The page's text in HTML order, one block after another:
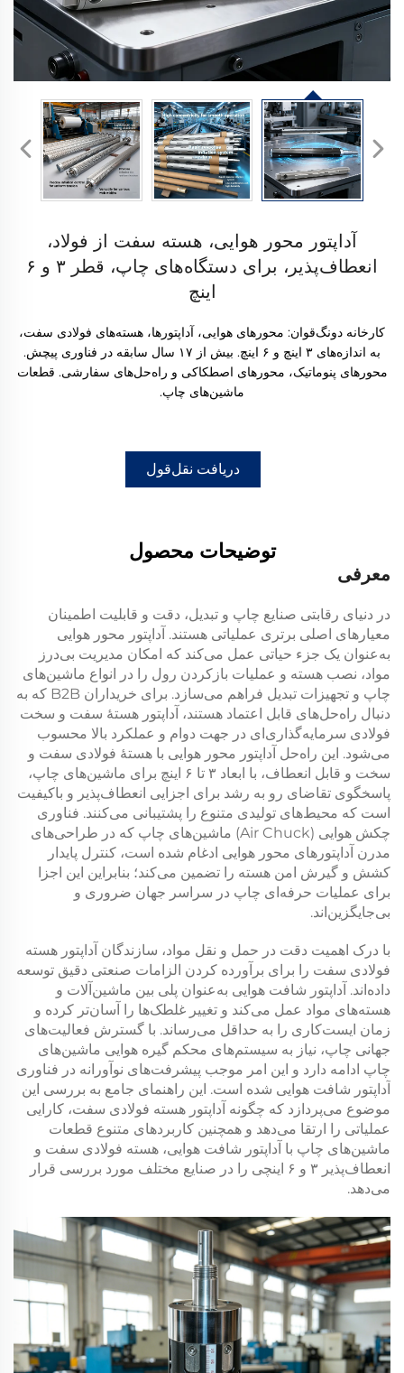
آداپتور محور هوایی، هسته سفت از فولاد،
انعطاف‌پذیر، برای دستگاه‌های چاپ، قطر ۳ و ۶
اینچ
کارخانه دونگ‌قوان: محورهای هوایی، آداپتورها، هسته‌های فولادی سفت،
به اندازه‌های ۳ اینچ و ۶ اینچ. بیش از ۱۷ سال سابقه در فناوری پیچش.
محورهای پنوماتیک، محورهای اصطکاکی و راه‌حل‌های سفارشی. قطعات
ماشین‌های چاپ.
دریافت نقل‌قول
توضیحات محصول
معرفی
در دنیای رقابتی صنایع چاپ و تبدیل، دقت و قابلیت اطمینان
معیارهای اصلی برتری عملیاتی هستند. آداپتور محور هوایی
به‌عنوان یک جزء حیاتی عمل می‌کند که امکان مدیریت بی‌درز
مواد، نصب هسته و عملیات بازکردن رول را در انواع ماشین‌های
چاپ و تجهیزات تبدیل فراهم می‌سازد. برای خریداران B2B که به
دنبال راه‌حل‌های قابل اعتماد هستند، آداپتور هستهٔ سفت و سخت
فولادی سرمایه‌گذاری‌ای در جهت دوام و عملکرد بالا محسوب
می‌شود. این راه‌حل آداپتور محور هوایی با هستهٔ فولادی سفت و
سخت و قابل انعطاف، با ابعاد ۳ تا ۶ اینچ برای ماشین‌های چاپ،
پاسخگوی تقاضای رو به رشد برای اجزایی انعطاف‌پذیر و باکیفیت
است که محیط‌های تولیدی متنوع را پشتیبانی می‌کنند. فناوری
چکش هوایی (Air Chuck) ماشین‌های چاپ که در طراحی‌های
مدرن آداپتورهای محور هوایی ادغام شده است، کنترل پایدار
کشش و گیرش امن هسته را تضمین می‌کند؛ بنابراین این اجزا
برای عملیات حرفه‌ای چاپ در سراسر جهان ضروری و
بی‌جایگزین‌اند.
با درک اهمیت دقت در حمل و نقل مواد، سازندگان آداپتور هسته
فولادی سفت را برای برآورده کردن الزامات صنعتی دقیق توسعه
داده‌اند. آداپتور شافت هوایی به‌عنوان پلی بین ماشین‌آلات و
هسته‌های مواد عمل می‌کند و تغییر غلطک‌ها را آسان‌تر کرده و
زمان ایست‌کاری را به حداقل می‌رساند. با گسترش فعالیت‌های
جهانی چاپ، نیاز به سیستم‌های محکم گیره هوایی ماشین‌های
چاپ ادامه دارد و این امر موجب پیشرفت‌های نوآورانه در فناوری
آداپتور شافت هوایی شده است. این راهنمای جامع به بررسی این
موضوع می‌پردازد که چگونه آداپتور هسته فولادی سفت، کارایی
عملیاتی را ارتقا می‌دهد و همچنین کاربردهای متنوع قطعات
ماشین‌های چاپ با آداپتور شافت هوایی، هسته فولادی سفت و
انعطاف‌پذیر ۳ و ۶ اینچی را در صنایع مختلف مورد بررسی قرار
می‌دهد.